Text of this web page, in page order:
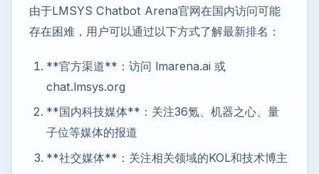
由于LMSYS Chatbot Arena官网在国内访问可能
存在困难，用户可以通过以下方式了解最新排名：
**官方渠道**：访问 lmarena.ai 或
chat.lmsys.org
**国内科技媒体**：关注36氪、机器之心、量
子位等媒体的报道
**社交媒体**：关注相关领域的KOL和技术博主